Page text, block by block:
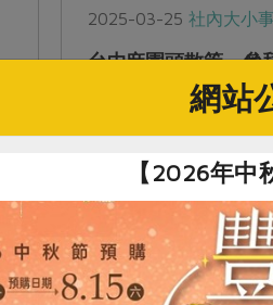
2025-03-25 社內大小事
台中麻園頭散策 參
日貓奴、吃碗日本老
的「草悟道」可能大家
開，跟著綠主張來這散
網站
【2026年中